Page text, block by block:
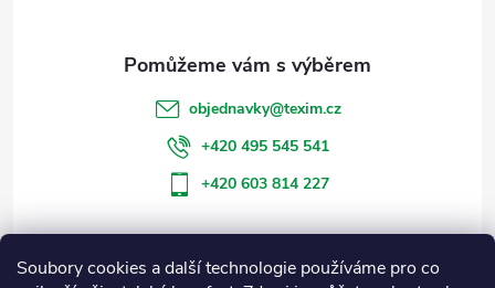
Soubory cookies a další technologie používáme pro co
Informace pro vás
objednavky@texim.cz
+420 495 545 541
+420 603 814 227